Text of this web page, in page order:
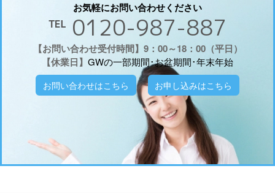
お気軽にお問い合わせください
℡ 0120-987-887
【お問い合わせ受付時間】9：00～18：00（平日）
【休業日】 GWの一部期間･お盆期間･年末年始
お問い合わせはこちら お申し込みはこちら